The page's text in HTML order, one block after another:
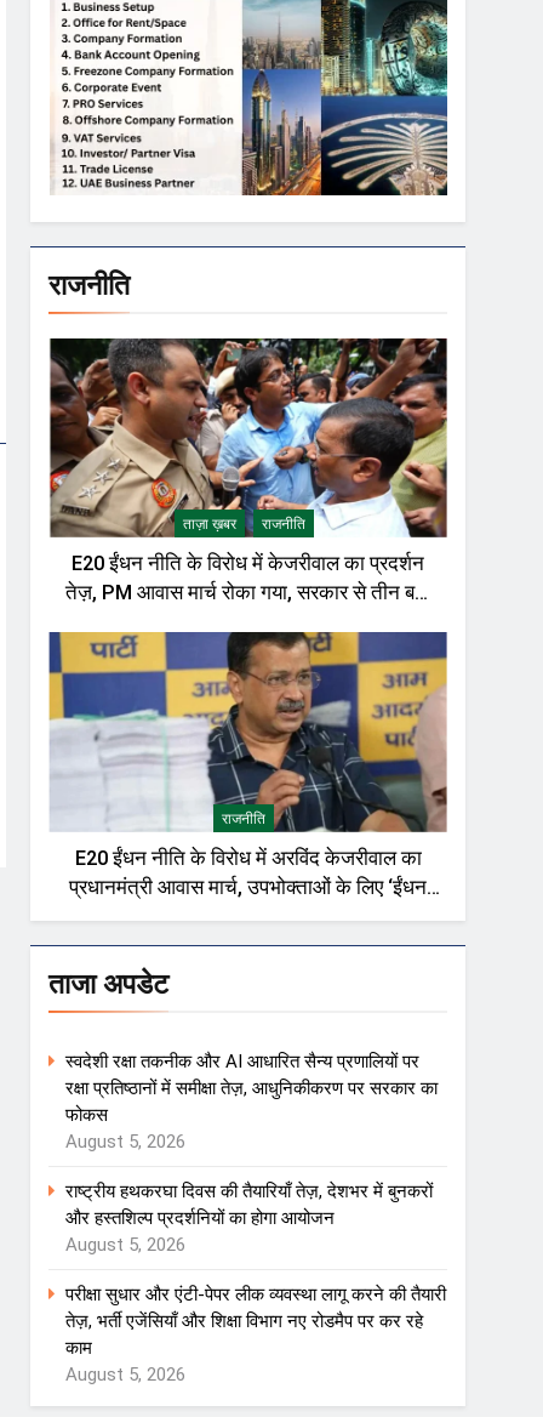
राजनीति
ताज़ा ख़बर राजनीति
E20 ईंधन नीति के विरोध में केजरीवाल का प्रदर्शन
तेज़, PM आवास मार्च रोका गया, सरकार से तीन बड़ी
राजनीति
E20 ईंधन नीति के विरोध में अरविंद केजरीवाल का
प्रधानमंत्री आवास मार्च, उपभोक्ताओं के लिए ‘ईंधन
विकल्प’ की मांग तेज
ताजा अपडेट
स्वदेशी रक्षा तकनीक और AI आधारित सैन्य प्रणालियों पर
रक्षा प्रतिष्ठानों में समीक्षा तेज़, आधुनिकीकरण पर सरकार का
फोकस
August 5, 2026
राष्ट्रीय हथकरघा दिवस की तैयारियाँ तेज़, देशभर में बुनकरों
और हस्तशिल्प प्रदर्शनियों का होगा आयोजन
August 5, 2026
परीक्षा सुधार और एंटी-पेपर लीक व्यवस्था लागू करने की तैयारी
तेज़, भर्ती एजेंसियाँ और शिक्षा विभाग नए रोडमैप पर कर रहे
काम
August 5, 2026